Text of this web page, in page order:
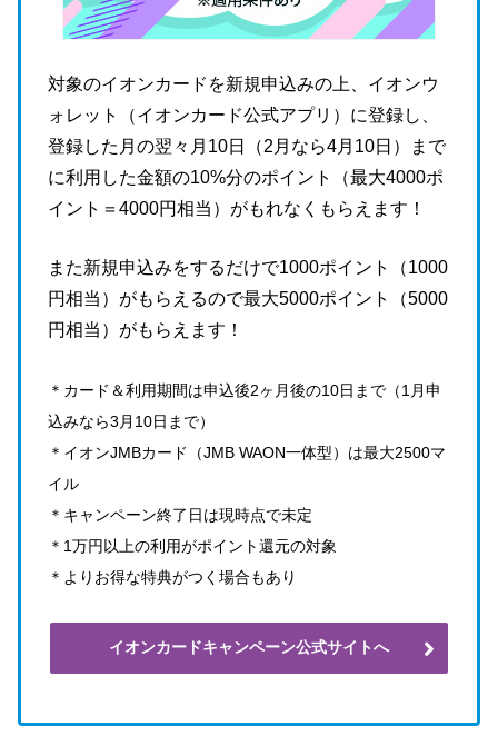
対象のイオンカードを新規申込みの上、イオンウ
ォレット（イオンカード公式アプリ）に登録し、
登録した月の翌々月10日（2月なら4月10日）まで
に利用した金額の10%分のポイント（最大4000ポ
イント＝4000円相当）がもれなくもらえます！
また新規申込みをするだけで1000ポイント（1000
円相当）がもらえるので最大5000ポイント（5000
円相当）がもらえます！
＊カード＆利用期間は申込後2ヶ月後の10日まで（1月申
込みなら3月10日まで）
＊イオンJMBカード（JMB WAON一体型）は最大2500マ
イル
＊キャンペーン終了日は現時点で未定
＊1万円以上の利用がポイント還元の対象
＊よりお得な特典がつく場合もあり
イオンカードキャンペーン公式サイトへ